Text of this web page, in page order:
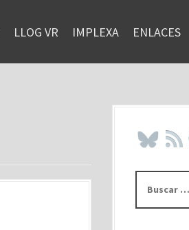
LLOG VR IMPLEXA ENLACES
s